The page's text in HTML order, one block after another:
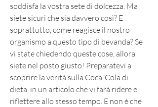
soddisfa la vostra sete di dolcezza. Ma
siete sicuri che sia davvero così? E
soprattutto, come reagisce il nostro
organismo a questo tipo di bevanda? Se
vi state chiedendo queste cose, allora
siete nel posto giusto! Preparatevi a
scoprire la verità sulla Coca-Cola di
dieta, in un articolo che vi farà ridere e
riflettere allo stesso tempo. E non è che